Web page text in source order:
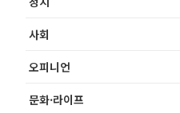
사회
오피니언
문화·라이프